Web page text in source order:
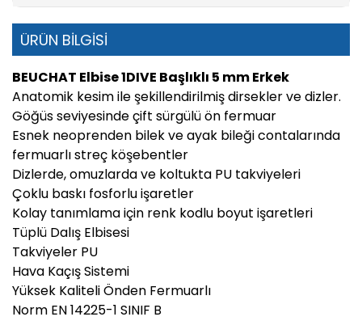
ÜRÜN BİLGİSİ
BEUCHAT Elbise 1DIVE Başlıklı 5 mm Erkek
Anatomik kesim ile şekillendirilmiş dirsekler ve dizler.
Göğüs seviyesinde çift sürgülü ön fermuar
Esnek neoprenden bilek ve ayak bileği contalarında
fermuarlı streç köşebentler
Dizlerde, omuzlarda ve koltukta PU takviyeleri
Çoklu baskı fosforlu işaretler
Kolay tanımlama için renk kodlu boyut işaretleri
Tüplü Dalış Elbisesi
Takviyeler PU
Hava Kaçış Sistemi
Yüksek Kaliteli Önden Fermuarlı
Norm EN 14225-1 SINIF B